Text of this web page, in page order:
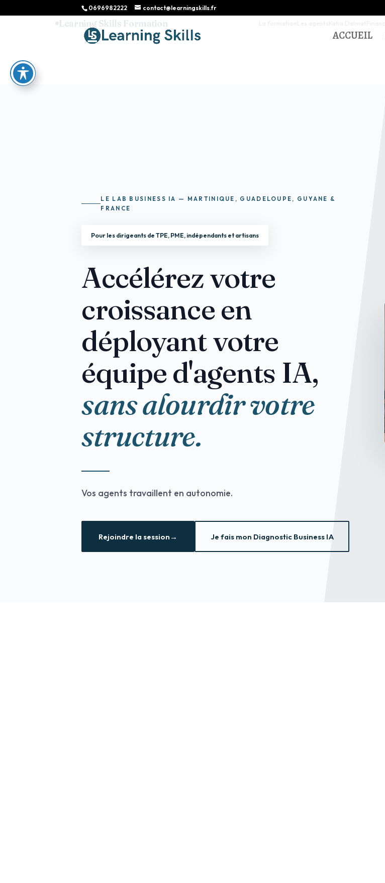
0696982222 contact@learningskills.fr
ACCUEIL
Learning Skills Formation
LE LAB BUSINESS IA — MARTINIQUE, GUADELOUPE, GUYANE &
FRANCE
Pour les dirigeants de TPE, PME, indépendants et artisans
Accélérez votre
croissance en
déployant votre
équipe d'agents IA,
sans alourdir votre
structure.
Vos agents travaillent en autonomie.
Rejoindre la session → Je fais mon Diagnostic Business IA